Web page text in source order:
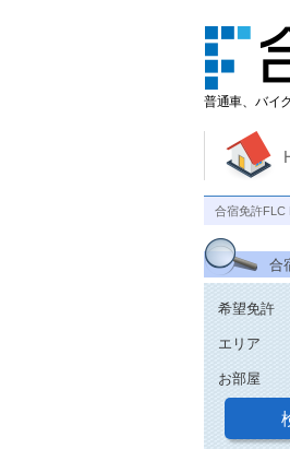
普通車、バイ
合宿免許FLC
合
希望免許
エリア
お部屋